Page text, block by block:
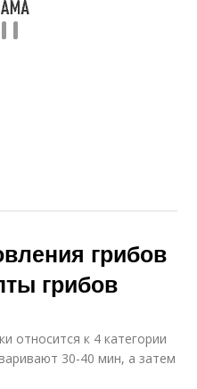
грибов
грибов
относится к 4 категории
30-40 мин, а затем